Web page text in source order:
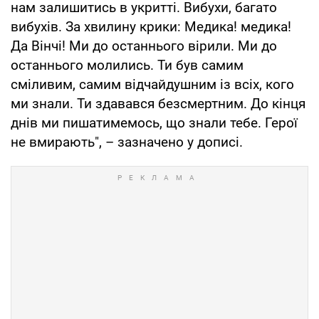
нам залишитись в укритті. Вибухи, багато
вибухів. За хвилину крики: Медика! медика!
Да Вінчі! Ми до останнього вірили. Ми до
останнього молились. Ти був самим
сміливим, самим відчайдушним із всіх, кого
ми знали. Ти здавався безсмертним. До кінця
днів ми пишатимемось, що знали тебе. Герої
не вмирають", – зазначено у дописі.